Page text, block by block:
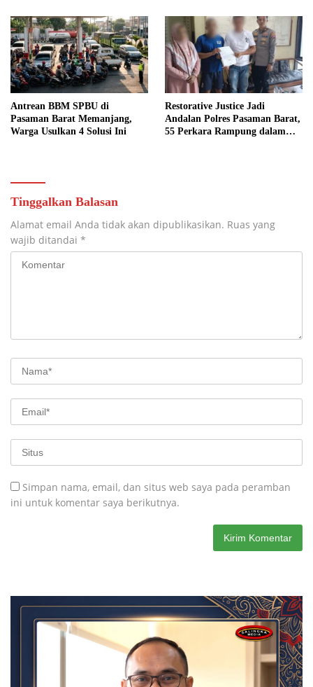
Antrean BBM SPBU di
Pasaman Barat Memanjang,
Warga Usulkan 4 Solusi Ini
Restorative Justice Jadi
Andalan Polres Pasaman Barat,
55 Perkara Rampung dalam
Tinggalkan Balasan
Alamat email Anda tidak akan dipublikasikan. Ruas yang
wajib ditandai *
Simpan nama, email, dan situs web saya pada peramban
ini untuk komentar saya berikutnya.